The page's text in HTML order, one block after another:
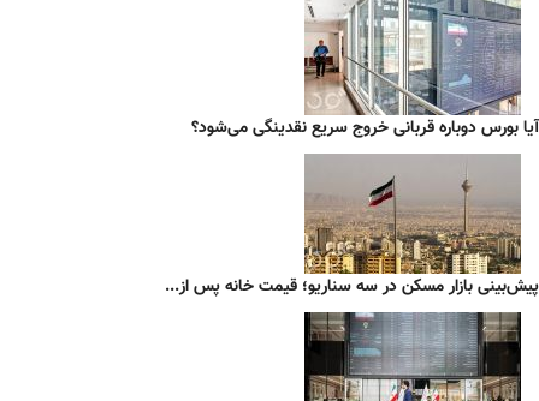
آیا بورس دوباره قربانی خروج سریع نقدینگی می‌شود؟
پیش‌بینی بازار مسکن در سه سناریو؛ قیمت خانه پس از...